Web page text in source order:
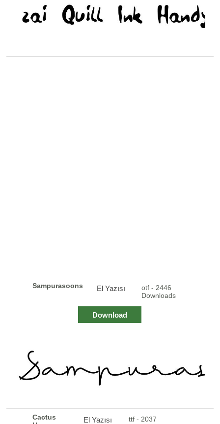
Sampurasoons El Yazısı
otf - 2446
Downloads
Download
Cactus
El Yazısı
ttf - 2037